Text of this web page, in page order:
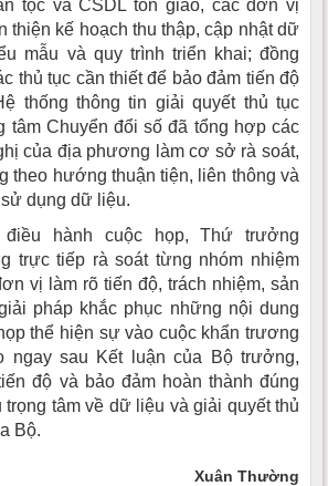
tộc và CSDL tôn giáo, các đơn vị
thiện kế hoạch thu thập, cập nhật dữ
mẫu và quy trình triển khai; đồng
thủ tục cần thiết để bảo đảm tiến độ
thống thông tin giải quyết thủ tục
tâm Chuyển đổi số đã tổng hợp các
của địa phương làm cơ sở rà soát,
theo hướng thuận tiện, liên thông và
dụng dữ liệu.
điều hành cuộc họp, Thứ trưởng
trực tiếp rà soát từng nhóm nhiệm
vị làm rõ tiến độ, trách nhiệm, sản
pháp khắc phục những nội dung
thể hiện sự vào cuộc khẩn trương
ngay sau Kết luận của Bộ trưởng,
độ và bảo đảm hoàn thành đúng
trọng tâm về dữ liệu và giải quyết thủ
Bộ.
Xuân Thường